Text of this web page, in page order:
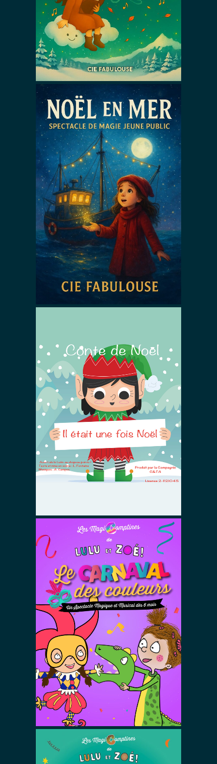
Noël en mer
Spectacles De Noël
Il était une
fois Noël
Spectacles De Magie &
Lulu et Zoé :
Le Carnaval
des Couleurs
Spectacles De Magie Avec Zoé